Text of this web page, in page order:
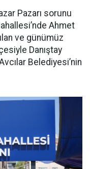
Pazarı sorunu
Ahmet
ve günümüz
Danıştay
Belediyesi’nin